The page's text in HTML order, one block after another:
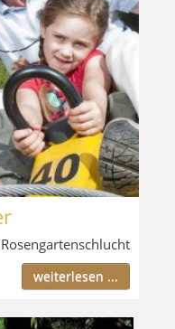
weiterlesen ...